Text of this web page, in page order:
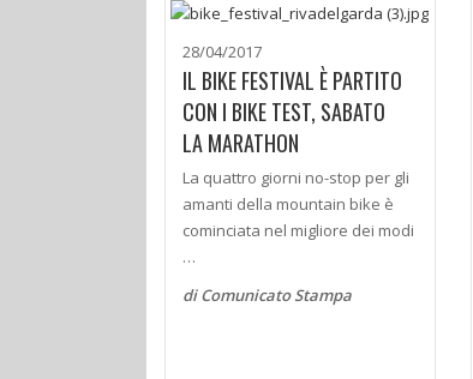
28/04/2017
IL BIKE FESTIVAL È PARTITO
CON I BIKE TEST, SABATO
LA MARATHON
La quattro giorni no-stop per gli
amanti della mountain bike è
cominciata nel migliore dei modi
…
di Comunicato Stampa